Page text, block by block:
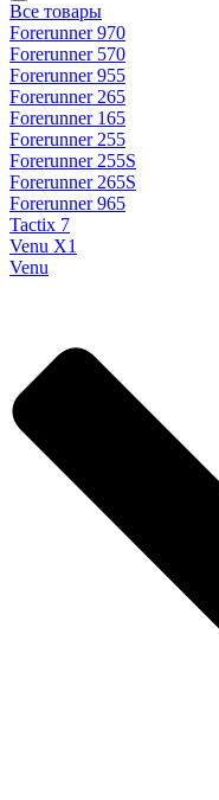
Все товары
Forerunner 970
Forerunner 570
Forerunner 955
Forerunner 265
Forerunner 165
Forerunner 255
Forerunner 255S
Forerunner 265S
Forerunner 965
Tactix 7
Venu X1
Venu